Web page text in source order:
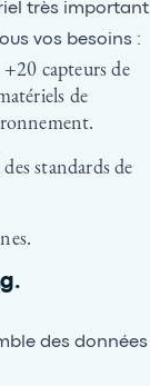
très important
vos besoins :
capteurs de
de
standards de
des données